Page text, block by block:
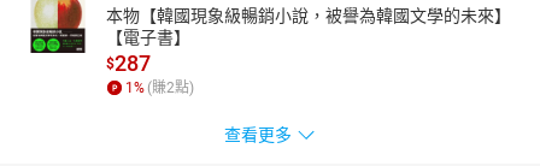
本物【韓國現象級暢銷小說，被譽為韓國文學的未來】
【電子書】
$287
1 % (賺2點)
查看更多